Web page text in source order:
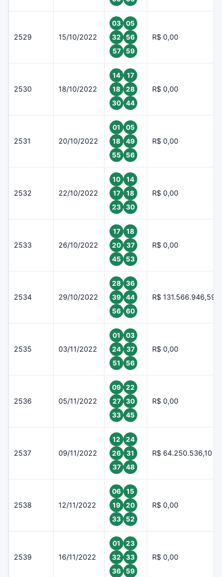
2529 15/10/2022
03
05
32
56
57
59
R$ 0,00
2530 18/10/2022
14
17
18
28
30
44
R$ 0,00
2531 20/10/2022
01
05
18
49
55
56
R$ 0,00
2532 22/10/2022
10
14
17
18
23
30
R$ 0,00
2533 26/10/2022
17
18
20
37
45
53
R$ 0,00
2534 29/10/2022
28
36
39
44
56
60
R$ 131.566.946,59
2535 03/11/2022
01
03
24
37
51
56
R$ 0,00
2536 05/11/2022
09
22
27
30
33
45
R$ 0,00
2537 09/11/2022
12
24
26
31
37
48
R$ 64.250.536,10
2538 12/11/2022
06
15
19
20
33
52
R$ 0,00
2539 16/11/2022
01
23
32
33
36
59
R$ 0,00